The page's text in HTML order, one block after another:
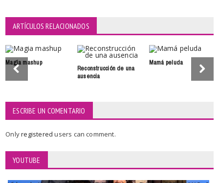
ARTÍCULOS RELACIONADOS
Magia mashup
Reconstrucción de una
ausencia
Mamá peluda
ESCRIBE UN COMENTARIO
Onlyregisteredusers can comment.
YOUTUBE